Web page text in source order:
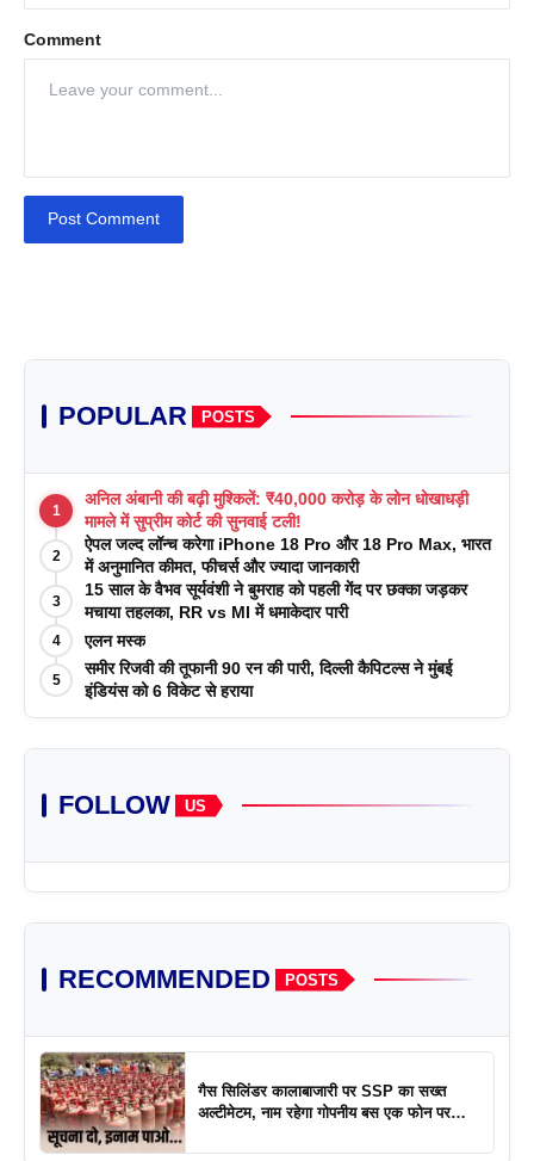
Comment
Post Comment
POPULAR POSTS
1
अनिल अंबानी की बढ़ी मुश्किलें: ₹40,000 करोड़ के लोन धोखाधड़ी
मामले में सुप्रीम कोर्ट की सुनवाई टली!
2
ऐपल जल्द लॉन्च करेगा iPhone 18 Pro और 18 Pro Max, भारत
में अनुमानित कीमत, फीचर्स और ज्यादा जानकारी
3
15 साल के वैभव सूर्यवंशी ने बुमराह को पहली गेंद पर छक्का जड़कर
मचाया तहलका, RR vs MI में धमाकेदार पारी
4 एलन मस्क
5
समीर रिजवी की तूफानी 90 रन की पारी, दिल्ली कैपिटल्स ने मुंबई
इंडियंस को 6 विकेट से हराया
FOLLOW US
RECOMMENDED POSTS
गैस सिलिंडर कालाबाजारी पर SSP का सख्त
अल्टीमेटम, नाम रहेगा गोपनीय बस एक फोन पर